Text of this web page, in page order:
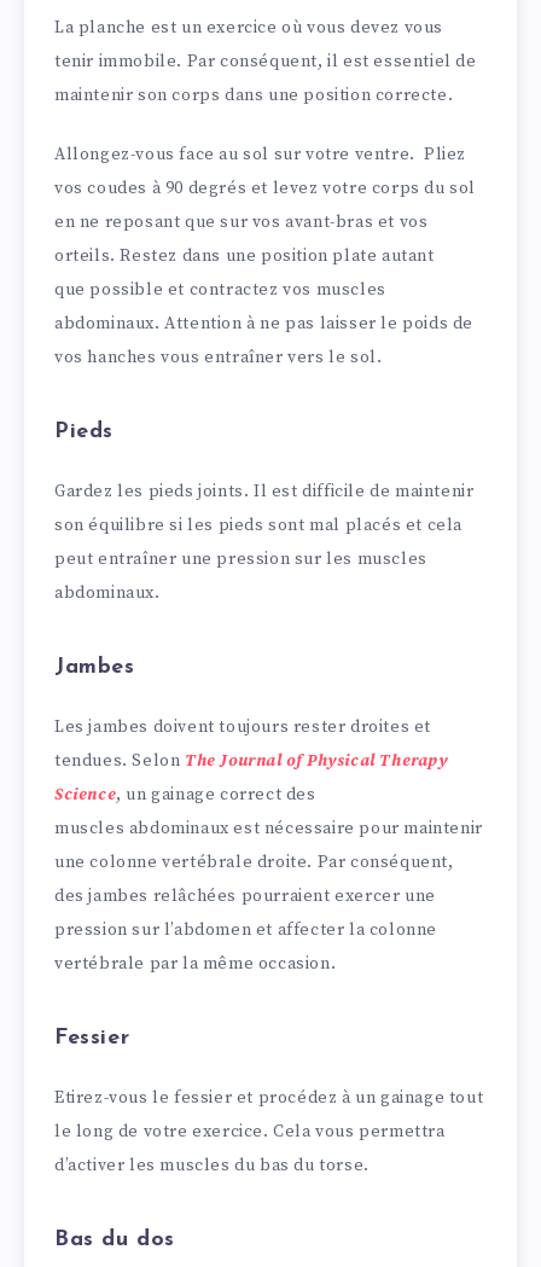
La planche est un exercice où vous devez vous
tenir immobile. Par conséquent, il est essentiel de
maintenir son corps dans une position correcte.
Allongez-vous face au sol sur votre ventre. Pliez
vos coudes à 90 degrés et levez votre corps du sol
en ne reposant que sur vos avant-bras et vos
orteils. Restez dans une position plate autant
que possible et contractez vos muscles
abdominaux. Attention à ne pas laisser le poids de
vos hanches vous entraîner vers le sol.
Pieds
Gardez les pieds joints. Il est difficile de maintenir
son équilibre si les pieds sont mal placés et cela
peut entraîner une pression sur les muscles
abdominaux.
Jambes
Les jambes doivent toujours rester droites et
tendues. Selon The Journal of Physical Therapy
Science, un gainage correct des
muscles abdominaux est nécessaire pour maintenir
une colonne vertébrale droite. Par conséquent,
des jambes relâchées pourraient exercer une
pression sur l’abdomen et affecter la colonne
vertébrale par la même occasion.
Fessier
Etirez-vous le fessier et procédez à un gainage tout
le long de votre exercice. Cela vous permettra
d’activer les muscles du bas du torse.
Bas du dos